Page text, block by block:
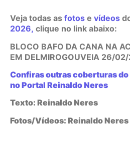
Veja todas as fotos e vídeos
2026, clique no link abaixo:
BLOCO BAFO DA CANA NA
EM DELMIROGOUVEIA 26/
Confiras outras coberturas do
no Portal Reinaldo Neres
Texto: Reinaldo Neres
Fotos/Vídeos: Reinaldo Neres